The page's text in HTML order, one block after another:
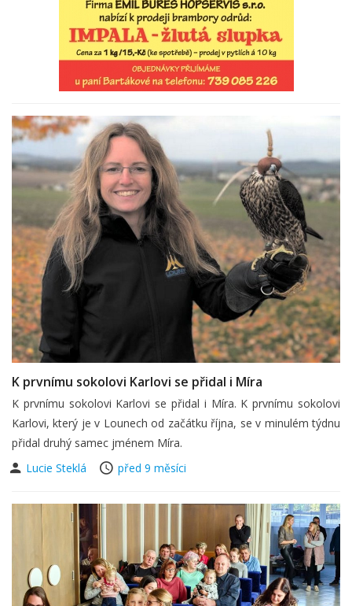
K prvnímu sokolovi Karlovi se přidal i Míra
K prvnímu sokolovi Karlovi se přidal i Míra. K prvnímu sokolovi
Karlovi, který je v Lounech od začátku října, se v minulém týdnu
přidal druhý samec jménem Míra.
Lucie Steklá
před 9 měsíci